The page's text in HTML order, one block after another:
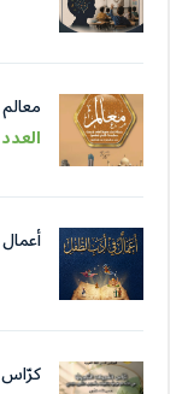
معالم
العدد 25
كرّاس